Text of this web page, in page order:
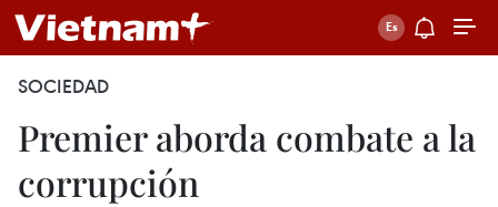
SOCIEDAD
Premier aborda combate a la
corrupción